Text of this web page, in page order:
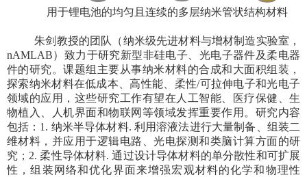
用于锂电池的均匀且连续的多层纳米管状结构材料
朱剑教授的团队（纳米级先进材料与增材制造实验室，
nAMLAB）致力于研究新型非硅电子、光电子器件及柔电器
件的研究。课题组主要从事纳米材料的合成和大面积组装，
探索纳米材料在低成本、高性能、柔性/可拉伸电子和光电子
领域的应用，这些研究工作有望在人工智能、医疗保健、生
物植入、人机界面和物联网等领域发挥重要作用。研究内容
包括： 1. 纳米半导体材料. 利用溶液法进行大量制备、组装二
维材料，并应用于逻辑电路、光电探测和类脑计算方面的研
究； 2.柔性导体材料.通过设计导体材料的单分散性和可扩展
性，组装网络和优化界面来增强宏观材料的化学和物理性